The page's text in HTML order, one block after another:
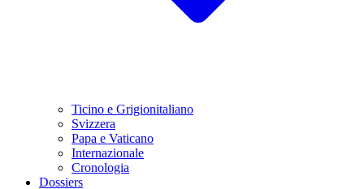
Ticino e Grigionitaliano
Svizzera
Papa e Vaticano
Internazionale
Cronologia
Dossiers